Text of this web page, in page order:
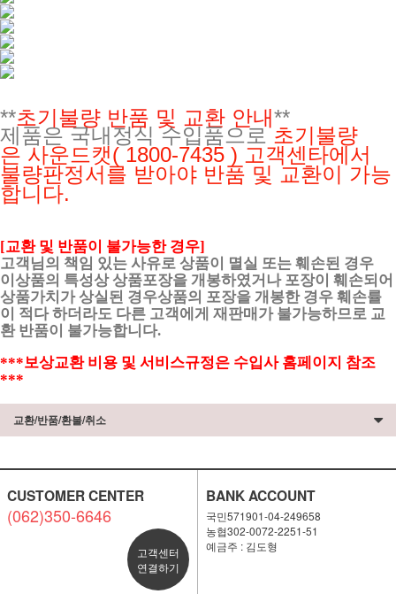
**초기불량 반품 및 교환 안내**
제품은 국내정식 수입품으로 초기불량
은사운드캣( 1800-7435 ) 고객센타에서
불량판정서를 받아야 반품 및 교환이 가능
합니다.
[교환 및 반품이 불가능한 경우]
고객님의 책임 있는 사유로 상품이 멸실 또는 훼손된 경우
이상품의 특성상 상품포장을 개봉하였거나 포장이 훼손되어
상품가치가 상실된 경우상품의 포장을 개봉한 경우 훼손률
이 적다 하더라도 다른 고객에게 재판매가 불가능하므로 교
환 반품이 불가능합니다.
***보상교환 비용 및 서비스규정은 수입사 홈페이지 참조
***
교환/반품/환불/취소
CUSTOMER CENTER
(062)350-6646
고객센터
연결하기
BANK ACCOUNT
국민571901-04-249658
농협302-0072-2251-51
예금주 : 김도형